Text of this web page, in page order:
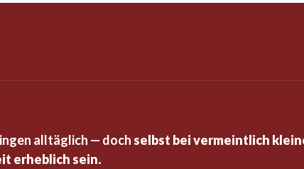
alltäglich — dochselbst bei vermeintlich
erheblich sein.